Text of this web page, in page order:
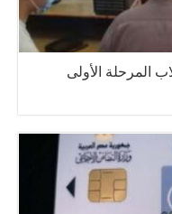
المرحلة الأولى